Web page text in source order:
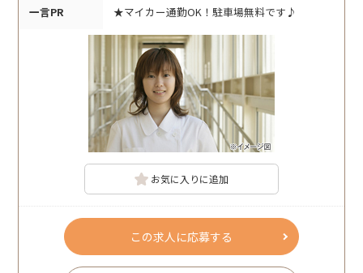
一言PR ★マイカー通勤OK！駐車場無料です♪
お気に入りに追加
この求人に応募する